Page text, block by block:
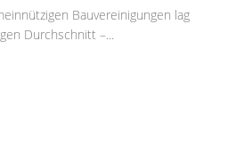
Bauvereinigungen lag
Durchschnitt –...